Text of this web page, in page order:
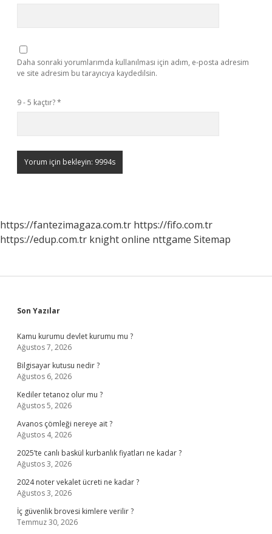
Daha sonraki yorumlarımda kullanılması için adım, e-posta adresim
ve site adresim bu tarayıcıya kaydedilsin.
9 - 5 kaçtır?*
https://fantezimagaza.com.tr https://fifo.com.tr
https://edup.com.tr knight online nttgame Sitemap
Sidebar
Son Yazılar
Kamu kurumu devlet kurumu mu ?
Ağustos 7, 2026
Bilgisayar kutusu nedir ?
Ağustos 6, 2026
Kediler tetanoz olur mu ?
Ağustos 5, 2026
Avanos çömleği nereye ait ?
Ağustos 4, 2026
2025’te canlı baskül kurbanlık fiyatları ne kadar ?
Ağustos 3, 2026
2024 noter vekalet ücreti ne kadar ?
Ağustos 3, 2026
İç güvenlik brovesi kimlere verilir ?
Temmuz 30, 2026